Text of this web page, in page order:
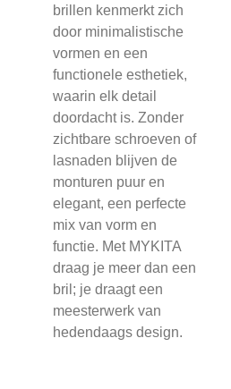
brillen kenmerkt zich
door minimalistische
vormen en een
functionele esthetiek,
waarin elk detail
doordacht is. Zonder
zichtbare schroeven of
lasnaden blijven de
monturen puur en
elegant, een perfecte
mix van vorm en
functie. Met MYKITA
draag je meer dan een
bril; je draagt een
meesterwerk van
hedendaags design.